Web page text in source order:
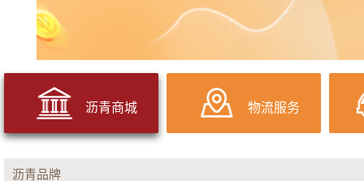
沥青商城 物流服务
沥青品牌